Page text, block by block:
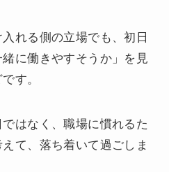
れる側の立場でも、初日
に働きやすそうか」を見
す。
はなく、職場に慣れるた
て、落ち着いて過ごしま